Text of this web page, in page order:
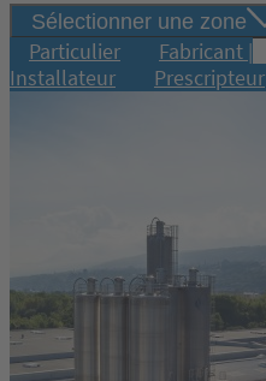
Sélectionner une zone
Particulier
Fabricant |
Installateur
Prescripteur